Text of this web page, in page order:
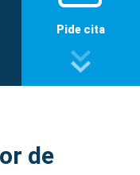
Pide cita
de